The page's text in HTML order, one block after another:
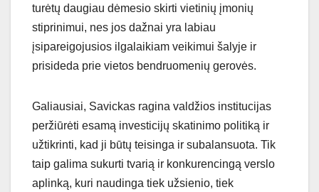
turėtų daugiau dėmesio skirti vietinių įmonių
stiprinimui, nes jos dažnai yra labiau
įsipareigojusios ilgalaikiam veikimui šalyje ir
prisideda prie vietos bendruomenių gerovės.
Galiausiai, Savickas ragina valdžios institucijas
peržiūrėti esamą investicijų skatinimo politiką ir
užtikrinti, kad ji būtų teisinga ir subalansuota. Tik
taip galima sukurti tvarią ir konkurencingą verslo
aplinką, kuri naudinga tiek užsienio, tiek